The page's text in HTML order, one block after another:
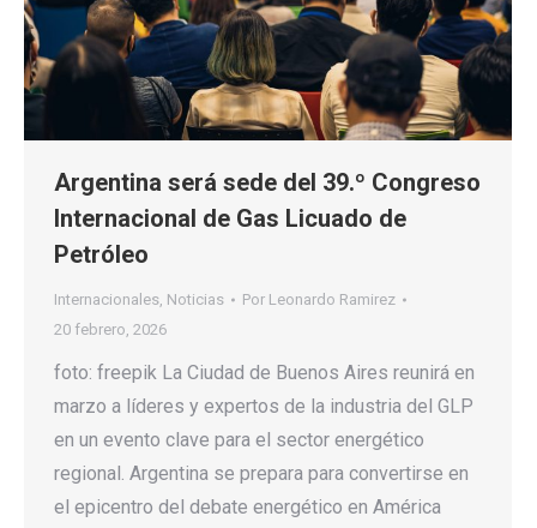
Argentina será sede del 39.º Congreso
Internacional de Gas Licuado de
Petróleo
Internacionales, Noticias Por Leonardo Ramirez
20 febrero, 2026
foto: freepik La Ciudad de Buenos Aires reunirá en
marzo a líderes y expertos de la industria del GLP
en un evento clave para el sector energético
regional. Argentina se prepara para convertirse en
el epicentro del debate energético en América